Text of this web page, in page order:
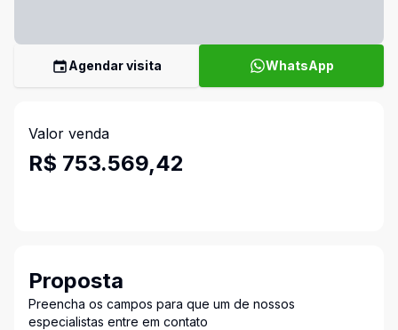
Agendar visita WhatsApp
Valor venda
R$ 753.569,42
Proposta
Preencha os campos para que um de nossos
especialistas entre em contato